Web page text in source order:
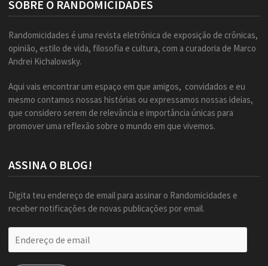
SOBRE O RANDOMICIDADES
Randomicidades é uma revista eletrônica de exposição de crônicas,
opinião, estilo de vida, filosofia e cultura, com a curadoria de Marco
Andrei Kichalowsky.
Aqui vais encontrar um espaço em que amigos, convidados e eu
mesmo contamos nossas histórias ou expressamos nossas ideias,
que considero serem de relevância e importância únicas para
promover uma reflexão sobre o mundo em que vivemos.
ASSINA O BLOG!
Digita teu endereço de email para assinar o Randomicidades e
receber notificações de novas publicações por email.
de